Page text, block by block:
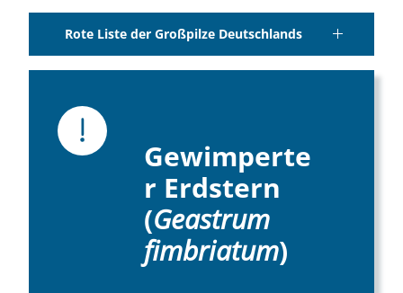
Rote Liste der Großpilze Deutschlands
Gewimperte
r Erdstern
(Geastrum
fimbriatum)